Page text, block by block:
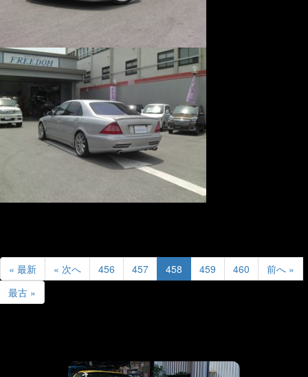
« 最新 « 次へ 456 457 458 459 460
前へ »
最古 »